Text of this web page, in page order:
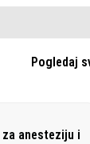
Pogledaj
anesteziju i